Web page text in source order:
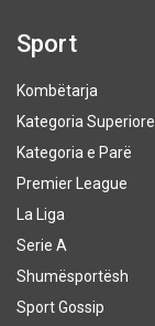
Sport
Kombëtarja
Kategoria Superiore
Kategoria e Parë
Premier League
La Liga
Serie A
Shumësportësh
Sport Gossip